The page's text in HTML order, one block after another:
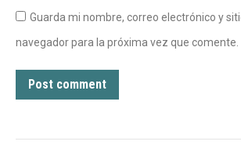
Guarda mi nombre, correo electrónico y
navegador para la próxima vez que comente.
Post comment